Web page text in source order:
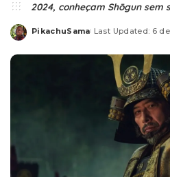
2024, conheçam Shōgun sem
Posted
PikachuSama Last Updated: 6